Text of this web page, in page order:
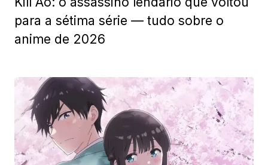
para a sétima série — tudo sobre o
anime de 2026